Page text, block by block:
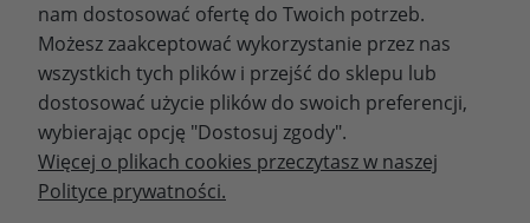
WYDAWNICTWO PROMIC
PRODUKTY
nam dostosować ofertę do Twoich potrzeb.
Możesz zaakceptować wykorzystanie przez nas
wszystkich tych plików i przejść do sklepu lub
dostosować użycie plików do swoich preferencji,
wybierając opcję "Dostosuj zgody".
Więcej o plikach cookies przeczytasz w naszej
Polityce prywatności.